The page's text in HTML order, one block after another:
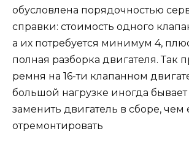
обусловлена порядочностью
справки: стоимость одного
а их потребуется минимум 4,
полная разборка двигателя. Так
ремня на 16-ти клапанном
большой нагрузке иногда
заменить двигатель в сборе, чем
отремонтировать